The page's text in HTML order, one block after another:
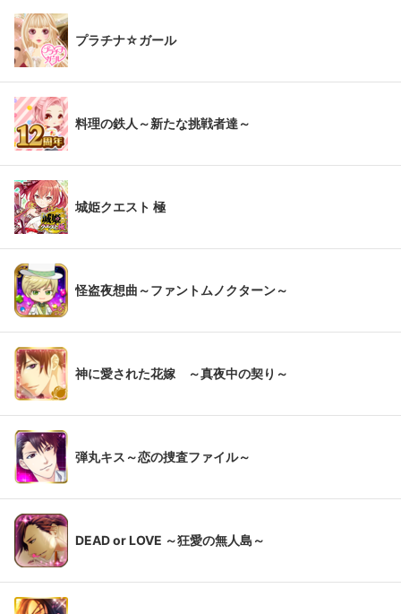
プラチナ☆ガール
料理の鉄人～新たな挑戦者達～
城姫クエスト 極
怪盗夜想曲～ファントムノクターン～
神に愛された花嫁 ～真夜中の契り～
弾丸キス～恋の捜査ファイル～
DEAD or LOVE ～狂愛の無人島～